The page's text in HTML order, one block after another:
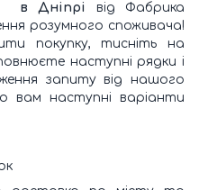
в Дніпрі від Фабрика
розумного споживача!
покупку, тисніть на
наступні рядки і
запиту від нашого
вам наступні варіанти